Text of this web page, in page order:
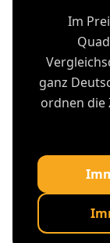
Im
ganz
ordnen